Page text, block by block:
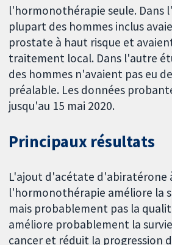
l'hormonothérapie seule. Dans
plupart des hommes inclus
prostate à haut risque et
traitement local. Dans l'autre
des hommes n'avaient pas eu
préalable. Les données
jusqu'au 15 mai 2020.
Principaux résultats
L'ajout d'acétate d'abiratérone
l'hormonothérapie améliore la
mais probablement pas la
améliore probablement la
cancer et réduit la progression